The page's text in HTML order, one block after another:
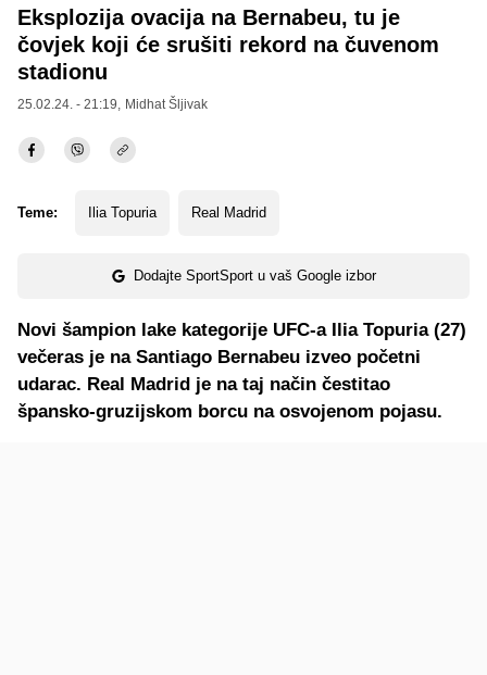
Eksplozija ovacija na Bernabeu, tu je
čovjek koji će srušiti rekord na čuvenom
stadionu
25.02.24. - 21:19, Midhat Šljivak
Teme: Ilia Topuria Real Madrid
Dodajte SportSport u vaš Google izbor
Novi šampion lake kategorije UFC-a Ilia Topuria (27)
večeras je na Santiago Bernabeu izveo početni
udarac. Real Madrid je na taj način čestitao
špansko-gruzijskom borcu na osvojenom pojasu.